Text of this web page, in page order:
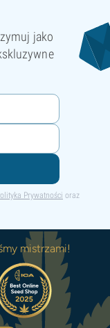
jako
Prywatności oraz
mistrzami!